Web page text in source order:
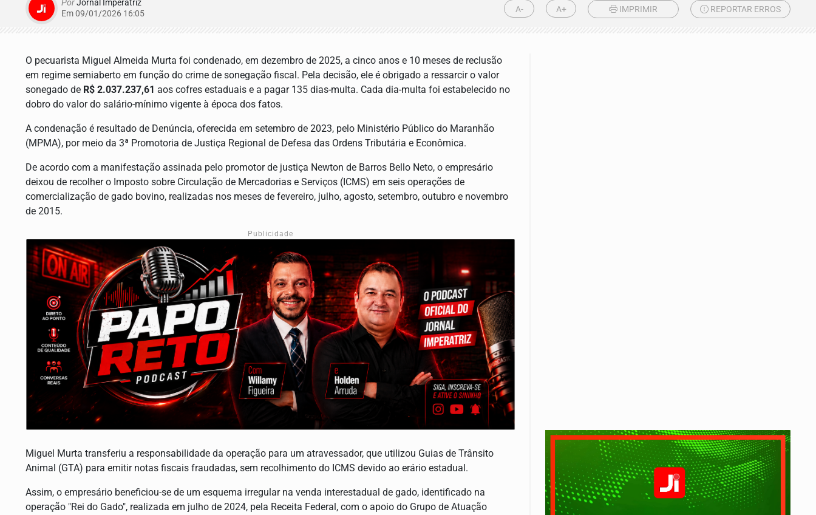
PorJornal Imperatriz
Em 09/01/2026 16:05
A- A+ IMPRIMIR REPORTAR ERROS
O pecuarista Miguel Almeida Murta foi condenado, em dezembro de 2025, a cinco anos e 10 meses de reclusão
em regime semiaberto em função do crime de sonegação fiscal. Pela decisão, ele é obrigado a ressarcir o valor
sonegado de R$ 2.037.237,61 aos cofres estaduais e a pagar 135 dias-multa. Cada dia-multa foi estabelecido no
dobro do valor do salário-mínimo vigente à época dos fatos.
A condenação é resultado de Denúncia, oferecida em setembro de 2023, pelo Ministério Público do Maranhão
(MPMA), por meio da 3ª Promotoria de Justiça Regional de Defesa das Ordens Tributária e Econômica.
De acordo com a manifestação assinada pelo promotor de justiça Newton de Barros Bello Neto, o empresário
deixou de recolher o Imposto sobre Circulação de Mercadorias e Serviços (ICMS) em seis operações de
comercialização de gado bovino, realizadas nos meses de fevereiro, julho, agosto, setembro, outubro e novembro
de 2015.
Publicidade
Miguel Murta transferiu a responsabilidade da operação para um atravessador, que utilizou Guias de Trânsito
Animal (GTA) para emitir notas fiscais fraudadas, sem recolhimento do ICMS devido ao erário estadual.
Assim, o empresário beneficiou-se de um esquema irregular na venda interestadual de gado, identificado na
operação "Rei do Gado", realizada em julho de 2024, pela Receita Federal, com o apoio do Grupo de Atuação